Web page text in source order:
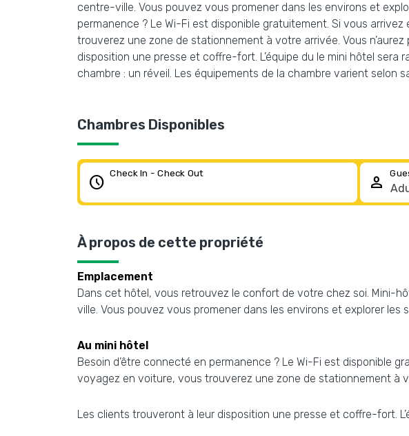
centre-ville. Vous pouvez vous promener dans les environs et
permanence ? Le Wi-Fi est disponible gratuitement. Si vous
trouverez une zone de stationnement à votre arrivée. Vous
disposition une presse et coffre-fort. L’équipe du le mini hôtel
chambre : un réveil. Les équipements de la chambre varient selon
Chambres Disponibles
schedule Check In - Check Out person
À propos de cette propriété
Emplacement
Dans cet hôtel, vous retrouvez le confort de votre chez soi. Mini-
ville. Vous pouvez vous promener dans les environs et explorer
Au mini hôtel
Besoin d’être connecté en permanence ? Le Wi-Fi est disponible
voyagez en voiture, vous trouverez une zone de stationnement à
Les clients trouveront à leur disposition une presse et coffre-fort.